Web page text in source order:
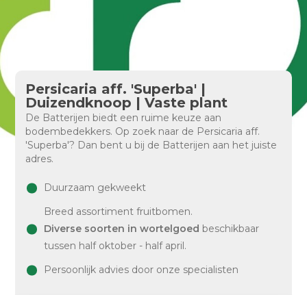
Persicaria aff. 'Superba' |
Duizendknoop | Vaste plant
De Batterijen biedt een ruime keuze aan
bodembedekkers. Op zoek naar de Persicaria aff.
'Superba'? Dan bent u bij de Batterijen aan het juiste
adres.
Duurzaam gekweekt
Breed assortiment fruitbomen.
Diverse soorten in wortelgoed beschikbaar
tussen half oktober - half april.
Persoonlijk advies door onze specialisten